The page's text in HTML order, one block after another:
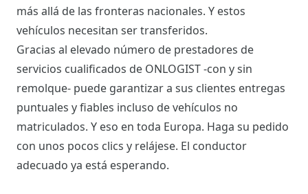
más allá de las fronteras nacionales. Y estos
vehículos necesitan ser transferidos.
Gracias al elevado número de prestadores de
servicios cualificados de ONLOGIST -con y sin
remolque- puede garantizar a sus clientes entregas
puntuales y fiables incluso de vehículos no
matriculados. Y eso en toda Europa. Haga su pedido
con unos pocos clics y relájese. El conductor
adecuado ya está esperando.